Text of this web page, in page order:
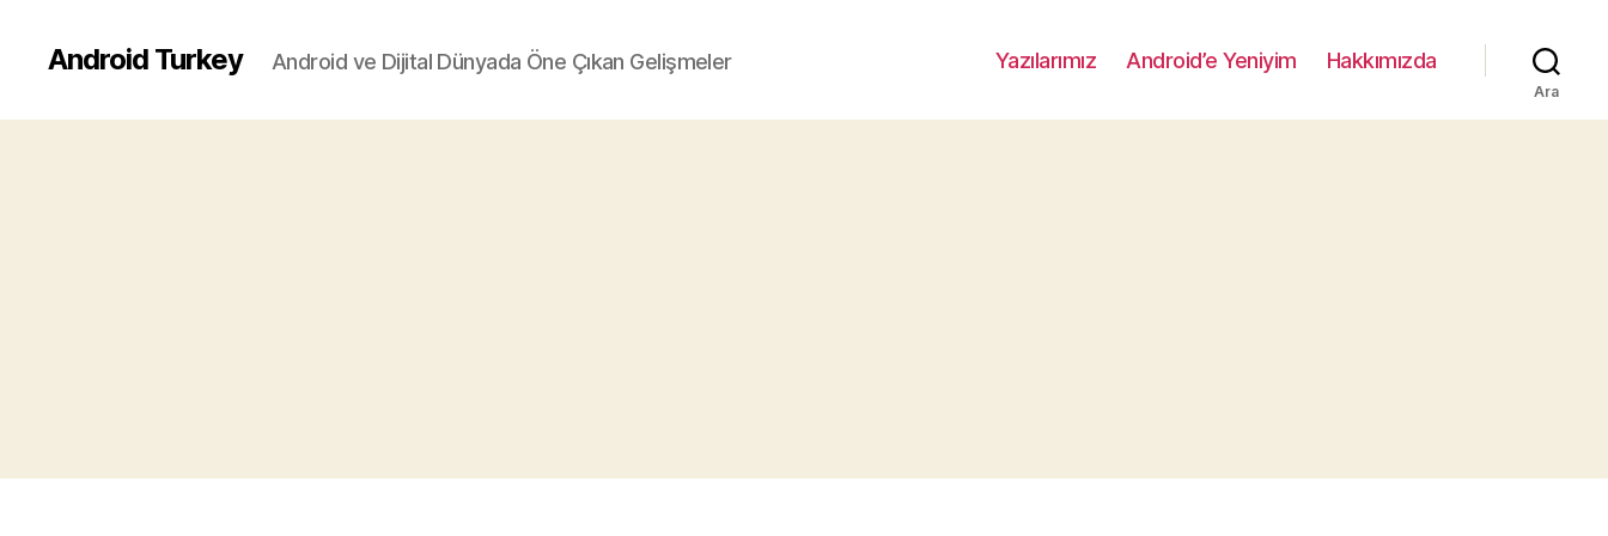
Android Turkey Android ve Dijital Dünyada Öne Çıkan Gelişmeler Yazılarımız Android’e Yeniyim Hakkımızda
Ara